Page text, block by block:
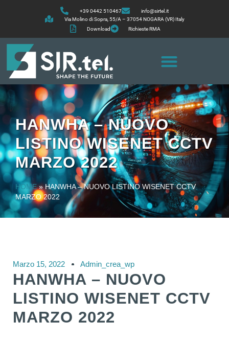
+39 0442 510467
info@sirtel.it
Via Molino di Sopra, 55/A – 37054 NOGARA (VR) Italy
Download
Richieste RMA
HANWHA – NUOVO
LISTINO WISENET CCTV
MARZO 2022
HOME»HANWHA – NUOVO LISTINO WISENET CCTV
MARZO 2022
Marzo 15, 2022 Admin_crea_wp
HANWHA – NUOVO
LISTINO WISENET CCTV
MARZO 2022